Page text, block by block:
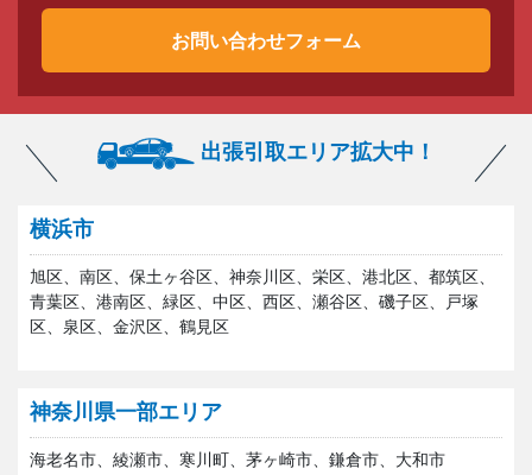
お問い合わせフォーム
出張引取エリア拡大中！
横浜市
旭区、南区、保土ヶ谷区、神奈川区、栄区、港北区、都筑区、
青葉区、港南区、緑区、中区、西区、瀬谷区、磯子区、戸塚
区、泉区、金沢区、鶴見区
神奈川県一部エリア
海老名市、綾瀬市、寒川町、茅ヶ崎市、鎌倉市、大和市